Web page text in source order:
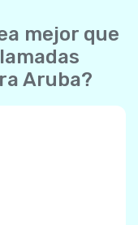
mejor que
Aruba?